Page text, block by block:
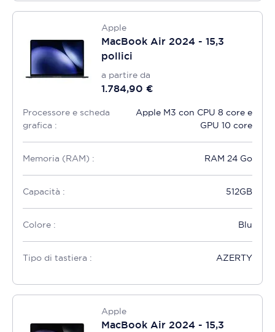
Apple
MacBook Air 2024 - 15,3
pollici
a partire da
1.784,90 €
Processore e scheda
grafica :
Apple M3 con CPU 8 core e
GPU 10 core
Memoria (RAM) : RAM 24 Go
Capacità : 512GB
Colore : Blu
Tipo di tastiera : AZERTY
Apple
MacBook Air 2024 - 15,3